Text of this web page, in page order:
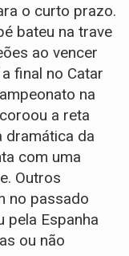
o curto prazo.
bateu na trave
ao vencer
final no Catar
na
a reta
dramática da
com uma
Outros
no passado
pela Espanha
ou não